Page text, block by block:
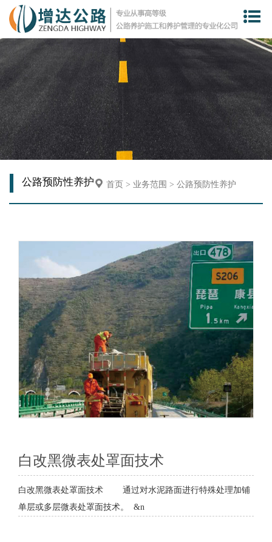
公路预防性养护 首页 > 业务范围 > 公路预防性养护
白改黑微表处罩面技术
白改黑微表处罩面技术 通过对水泥路面进行特殊处理加铺
单层或多层微表处罩面技术。 &n